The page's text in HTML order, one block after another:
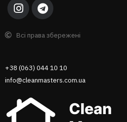
+38 (063) 044 10 10
info@cleanmasters.com.ua
Всі права збережені